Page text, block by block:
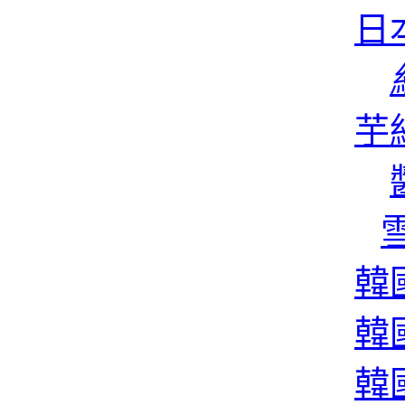
日
芋
韓
韓
韓